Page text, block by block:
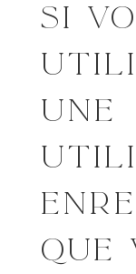
SI
UNE
QUE